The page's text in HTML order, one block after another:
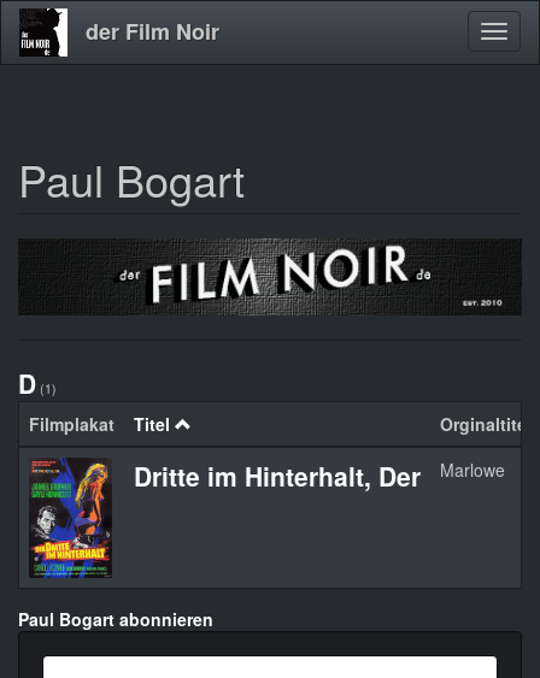
Direkt
zum
der Film Noir
Paul Bogart
D (1)
Filmplakat Titel Orginaltitel
Dritte im Hinterhalt, Der Marlowe
Paul Bogart abonnieren